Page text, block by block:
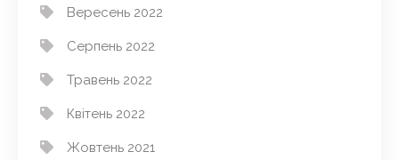
Вересень 2022
Серпень 2022
Травень 2022
Квітень 2022
Жовтень 2021